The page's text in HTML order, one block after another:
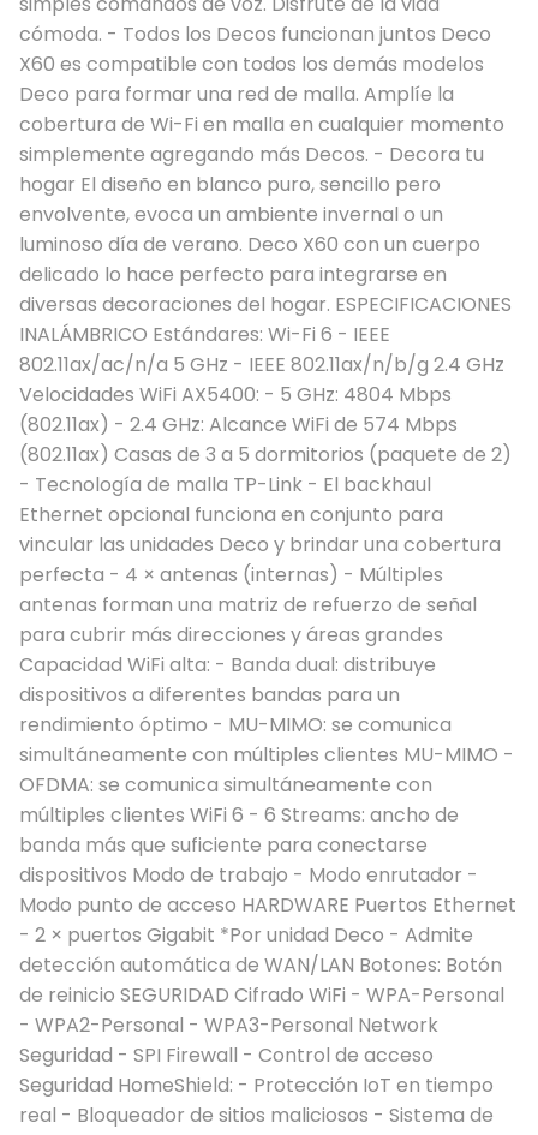
cómoda. - Todos los Decos funcionan juntos Deco
X60 es compatible con todos los demás modelos
Deco para formar una red de malla. Amplíe la
cobertura de Wi-Fi en malla en cualquier momento
simplemente agregando más Decos. - Decora tu
hogar El diseño en blanco puro, sencillo pero
envolvente, evoca un ambiente invernal o un
luminoso día de verano. Deco X60 con un cuerpo
delicado lo hace perfecto para integrarse en
diversas decoraciones del hogar. ESPECIFICACIONES
INALÁMBRICO Estándares: Wi-Fi 6 - IEEE
802.11ax/ac/n/a 5 GHz - IEEE 802.11ax/n/b/g 2.4 GHz
Velocidades WiFi AX5400: - 5 GHz: 4804 Mbps
(802.11ax) - 2.4 GHz: Alcance WiFi de 574 Mbps
(802.11ax) Casas de 3 a 5 dormitorios (paquete de 2)
- Tecnología de malla TP-Link - El backhaul
Ethernet opcional funciona en conjunto para
vincular las unidades Deco y brindar una cobertura
perfecta - 4 × antenas (internas) - Múltiples
antenas forman una matriz de refuerzo de señal
para cubrir más direcciones y áreas grandes
Capacidad WiFi alta: - Banda dual: distribuye
dispositivos a diferentes bandas para un
rendimiento óptimo - MU-MIMO: se comunica
simultáneamente con múltiples clientes MU-MIMO -
OFDMA: se comunica simultáneamente con
múltiples clientes WiFi 6 - 6 Streams: ancho de
banda más que suficiente para conectarse
dispositivos Modo de trabajo - Modo enrutador -
Modo punto de acceso HARDWARE Puertos Ethernet
- 2 × puertos Gigabit *Por unidad Deco - Admite
detección automática de WAN/LAN Botones: Botón
de reinicio SEGURIDAD Cifrado WiFi - WPA-Personal
- WPA2-Personal - WPA3-Personal Network
Seguridad - SPI Firewall - Control de acceso
Seguridad HomeShield: - Protección IoT en tiempo
real - Bloqueador de sitios maliciosos - Sistema de